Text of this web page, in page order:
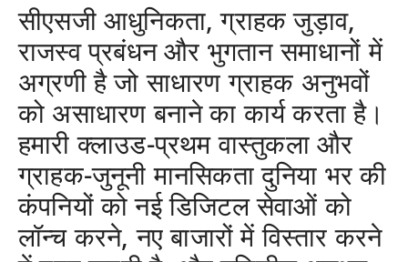
सीएसजी आधुनिकता, ग्राहक जुड़ाव,
राजस्व प्रबंधन और भुगतान समाधानों में
अग्रणी है जो साधारण ग्राहक अनुभवों
को असाधारण बनाने का कार्य करता है।
हमारी क्लाउड-प्रथम वास्तुकला और
ग्राहक-जुनूनी मानसिकता दुनिया भर की
कंपनियों को नई डिजिटल सेवाओं को
लॉन्च करने, नए बाजारों में विस्तार करने